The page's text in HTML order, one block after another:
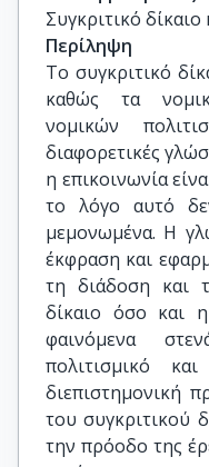
Συγκριτικό
Περίληψη
Το συγκριτικό
καθώς τα
νομικών
διαφορετικές
η επικοινωνία
το λόγο αυτό
μεμονωμένα. Η
έκφραση και
τη διάδοση και
δίκαιο όσο και η
φαινόμενα
πολιτισμικό
διεπιστημονική
του συγκριτικού
την πρόοδο της